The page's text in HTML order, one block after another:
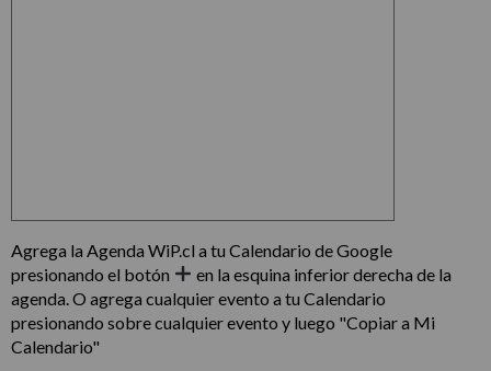
Agrega la Agenda WiP.cl a tu Calendario de Google
presionando el botón
en la esquina inferior derecha de la
agenda. O agrega cualquier evento a tu Calendario
presionando sobre cualquier evento y luego "Copiar a Mi
Calendario"